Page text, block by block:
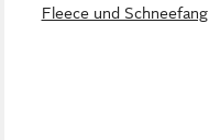
Fleece und Schneefang